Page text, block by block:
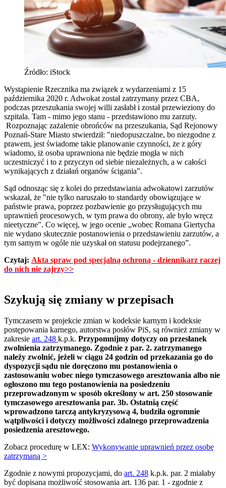
Źródło: iStock
Wystąpienie Rzecznika ma związek z wydarzeniami z 15
października 2020 r. Adwokat został zatrzymany przez CBA,
podczas przeszukania swojej willi zasłabł i został przewieziony do
szpitala. Tam - mimo jego stanu - przedstawiono mu zarzuty.
Rozpoznając zażalenie obrońców na przeszukania, Sąd Rejonowy
Poznań-Stare Miasto stwierdził: "niedopuszczalne, bo niezgodne z
prawem, jest świadome takie planowanie czynności, że z góry
wiadomo, iż osoba uprawniona nie będzie mogła w nich
uczestniczyć i to z przyczyn od siebie niezależnych, a w całości
wynikających z działań organów ścigania".
Sąd odnosząc się z kolei do przedstawiania adwokatowi zarzutów
wskazał, że "nie tylko naruszało to standardy obowiązujące w
państwie prawa, poprzez pozbawienie go przysługujących mu
uprawnień procesowych, w tym prawa do obrony, ale było wręcz
nieetyczne". Co więcej, w jego ocenie „wobec Romana Giertycha
nie wydano skutecznie postanowienia o przedstawieniu zarzutów, a
tym samym w ogóle nie uzyskał on statusu podejrzanego”.
Czytaj: Akta spraw pod specjalną ochroną - dziennikarz raczej
do nich nie zajrzy>>
Szykują się zmiany w przepisach
Tymczasem w projekcie zmian w kodeksie karnym i kodeksie
postępowania karnego, autorstwa posłów PiS, są również zmiany w
zakresie art. 248 k.p.k. Przypomnijmy dotyczy on przesłanek
zwolnienia zatrzymanego. Zgodnie z par. 2. zatrzymanego
należy zwolnić, jeżeli w ciągu 24 godzin od przekazania go do
dyspozycji sądu nie doręczono mu postanowienia o
zastosowaniu wobec niego tymczasowego aresztowania albo nie
ogłoszono mu tego postanowienia na posiedzeniu
przeprowadzonym w sposób określony w art. 250 stosowanie
tymczasowego aresztowania par. 3b. Ostatnią część
wprowadzono tarczą antykryzysową 4, budziła ogromnie
wątpliwości i dotyczy możliwości zdalnego przeprowadzenia
posiedzenia aresztowego.
Zobacz procedurę w LEX: Wykonywanie uprawnień przez osobę
zatrzymaną >
Zgodnie z nowymi propozycjami, do art. 248 k.p.k. par. 2 miałaby
być dopisana możliwość stosowania art. 136 par. 1 - zgodnie z